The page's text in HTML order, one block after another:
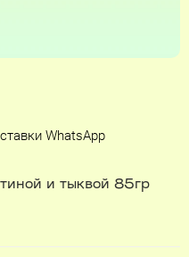
WhatsApp
и тыквой 85гр